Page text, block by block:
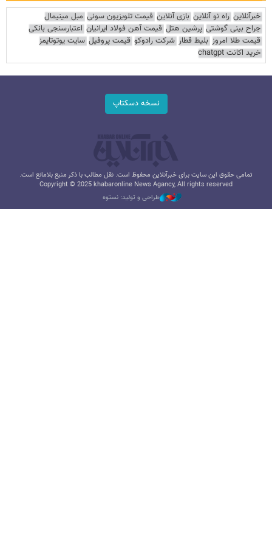
خبرآنلاین راه نو آنلاین بازی آنلاین قیمت تلویزیون سونی مبل مینیمال
جراح بینی گوشتی پرشین هتل قیمت آهن فولاد ایرانیان اعتبارسنجی بانکی
قیمت طلا امروز بلیط قطار شرکت رادوکو قیمت پروفیل سایت یوتوتایمز
خرید اکانت chatgpt
نسخه دسکتاپ
تمامی حقوق این سایت برای خبرآنلاین محفوظ است. نقل مطالب با ذکر منبع بلامانع است.
Copyright © 2025 khabaronline News Agancy, All rights reserved
طراحی و تولید: نستوه